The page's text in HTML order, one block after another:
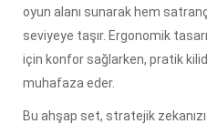
oyun alanı sunarak hem
seviyeye taşır. Ergonomik
için konfor sağlarken, pratik
muhafaza eder.
Bu ahşap set, stratejik